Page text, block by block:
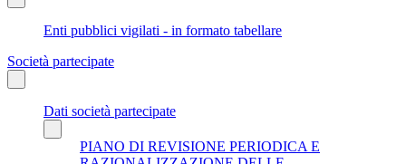
Enti pubblici vigilati - in formato tabellare
Società partecipate
Dati società partecipate
PIANO DI REVISIONE PERIODICA E